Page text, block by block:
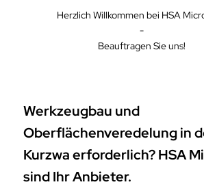
Herzlich Willkommen bei HSA
-
Beauftragen Sie uns!
Werkzeugbau und
Oberflächenveredelung in
Kurzwa erforderlich? HSA
sind Ihr Anbieter.